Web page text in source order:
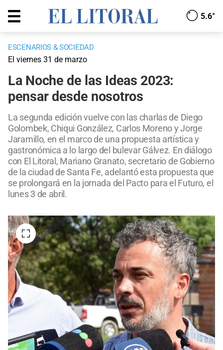
5.6°
ESCENARIOS & SOCIEDAD
El viernes 31 de marzo
La Noche de las Ideas 2023:
pensar desde nosotros
La segunda edición vuelve con las charlas de Diego
Golombek, Chiqui González, Carlos Moreno y Jorge
Jaramillo, en el marco de una propuesta artística y
gastronómica a lo largo del bulevar Gálvez. En diálogo
con El Litoral, Mariano Granato, secretario de Gobierno
de la ciudad de Santa Fe, adelantó esta propuesta que
se prolongará en la jornada del Pacto para el Futuro, el
lunes 3 de abril.